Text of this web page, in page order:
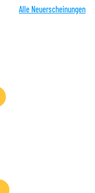
Alle Neuerscheinungen